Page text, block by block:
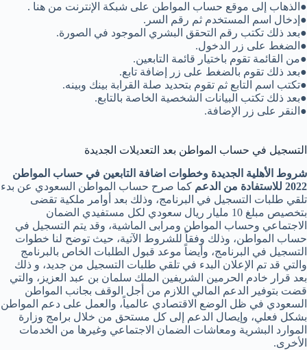
●الذهاب إلى موقع حساب المواطن على شبكة الإنترنت من هنا .
●إدخال اسم المستخدم ثم رقم السر.
●بعد ذلك تكتب رقم التحقق البشري الموجود في الصورة.
●الضغط على زر الدخول.
●من القائمة تقوم باختيار قائمة التابعين.
●بعد ذلك تقوم بالضغط على زر إضافة تابع.
●تكتب اسم التابع ثم تقوم بتحديد صلة القرابة بينك وبينه.
●بعد ذلك تكتب البيانات الشخصية الخاصة بالتابع.
●النقر على زر الإضافة.
التسجيل في حساب المواطن بعد التعديلات الجديدة
شروط الأهلية الجديدة وخطوات اضافة التابعين في حساب المواطن
2022 للاستفادة من الدعم
كما صرح حساب المواطن السعودي عن بدء
تلقي طلبات التسجيل في البرنامج، وذلك بعد أوامر ملكية تقضى
بتخصيص مبلغ 10 مليار ريال سعودي لكل مستفيدي الضمان
الاجتماعي وحساب المواطن ومرابى الماشية، وقد يتم التسجيل في
حساب المواطن، وذلك وفقاً للشروط الآتية، حيث توضح لنا خطوات
التسجيل في البرنامج، وأيضاً موعد قبول الطلبات الخاص بالبرنامج
والتي قد تم الإعلان البدء في تلقي طلبات التسجيل من جديد، و ذلك
بعد قرار خادم الحرمين الشريفين الملك سلمان بن عبد العزيز، والتي
قضت بتوفير الدعم المالي اللازم من أجل الوقف بجانب المواطن
السعودي في ظل الوضع الاقتصادي عالمياً، والعمل على دعم المواطن
بشكل فعلي، وإيصال الدعم إلى كل مستحق من خلال برامج وزارة
الموارد البشرية ومعاشات الضمان الاجتماعي وغيرها من الخدمات
الأخرى.